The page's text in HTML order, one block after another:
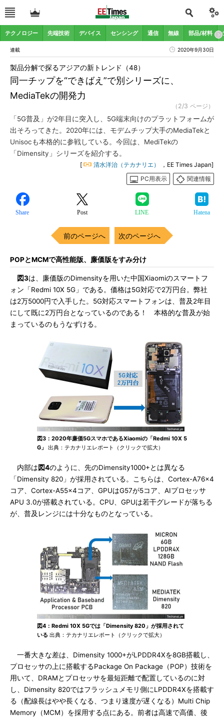
テクノロジー 先端技術 デバイス センシング 通信 無線 部品/材料
連載 2020年9月30日
同一チップを“できばえ”で別シリーズに、
MediaTekの開発力
製品分解で探るアジアの新トレンド（48）
（2/3 ページ）
「5G普及」が2年目に突入し、5G端末向けのプラットフォームが
出そろってきた。2020年には、モデムチップ大手のMediaTekと
Unisocも本格的に参戦している。今回は、MediTekの
「Dimensity」シリーズを紹介する。
[ 清水洋治（テカナリエ）
，EE Times Japan]
PC用表示
関連情報
Share Post LINE Hatena
前のページへ 次のページへ
POPとMCMで高性能版、廉価版をすみ分け
図3は、廉価版のDimensityを用いた中国Xiaomiのスマートフ
ォン「Redmi 10X 5G」である。価格は5G対応で2万円台。弊社
は2万5000円で入手した。5G対応スマートフォンは、普及2年目
にして既に2万円台となっているのである！ 本格的な普及が始
まっているのもうなずける。
図3：2020年廉価5GスマホであるXiaomiの「Redmi 10X 5
G」
出典：テカナリエレポート（クリックで拡大）
内部は図4のように、先のDimensity1000+とは異なる
「Dimensity 820」が採用されている。こちらは、Cortex-A76×4
コア、Cortex-A55×4コア、GPUはG57が5コア、AIプロセッサ
APU 3.0が搭載されている。CPU、GPUは若干グレードが落ちる
が、普及レンジには十分なものとなっている。
図4：Redmi 10X 5Gでは「Dimensity 820」が採用されて
いる 出典：テカナリエレポート（クリックで拡大）
一番大きな差は、Dimensity 1000+がLPDDR4Xを8GB搭載し、
プロセッサの上に搭載するPackage On Package（POP）技術を
用いて、DRAMとプロセッサを最短距離で配置しているのに対
し、Dimensity 820ではフラッシュメモリ側にLPDDR4Xを搭載す
る（配線長はやや長くなる、つまり速度が遅くなる）Multi Chip
Memory（MCM）を採用する点にある。前者は高速で高価、後